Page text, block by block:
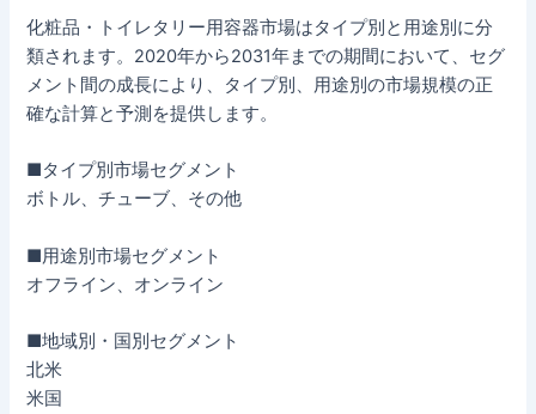
化粧品・トイレタリー用容器市場はタイプ別と用途別に分
類されます。2020年から2031年までの期間において、セグ
メント間の成長により、タイプ別、用途別の市場規模の正
確な計算と予測を提供します。
■タイプ別市場セグメント
ボトル、チューブ、その他
■用途別市場セグメント
オフライン、オンライン
■地域別・国別セグメント
北米
米国